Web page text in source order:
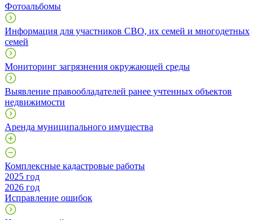
Фотоальбомы
Информация для участников СВО, их семей и многодетных
семей
Мониторинг загрязнения окружающей среды
Выявление правообладателей ранее учтенных объектов
недвижимости
Аренда муниципального имущества
Комплексные кадастровые работы
2025 год
2026 год
Исправление ошибок